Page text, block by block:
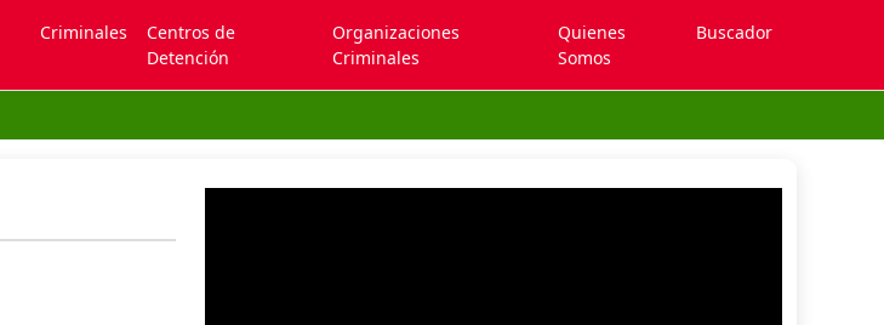
Criminales
Centros de
Detención
Organizaciones
Criminales
Quienes
Somos
Buscador